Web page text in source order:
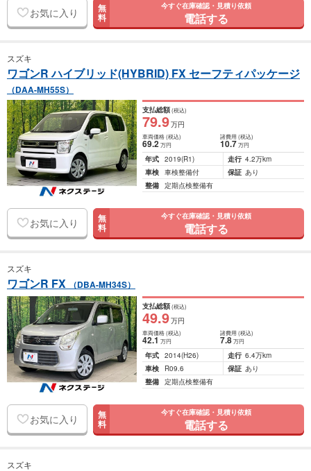
お気に入り 無
料
今すぐ在庫確認・見積り依頼
電話する
スズキ
ワゴンR ハイブリッド(HYBRID) FX セーフティパッケージ
（DAA-MH55S）
支払総額(税込)
79.9万円
車両価格(税込)
69.2万円
諸費用 (税込)
10.7 万円
年式 2019(R1) 走行 4.2万km
車検 車検整備付 保証 あり
整備 定期点検整備有
お気に入り 無
料
今すぐ在庫確認・見積り依頼
電話する
スズキ
ワゴンR FX （DBA-MH34S）
支払総額(税込)
49.9万円
車両価格(税込)
42.1万円
諸費用 (税込)
7.8 万円
年式 2014(H26) 走行 6.4万km
車検
R09.6 保証 あり
整備 定期点検整備有
お気に入り 無
料
今すぐ在庫確認・見積り依頼
電話する
スズキ